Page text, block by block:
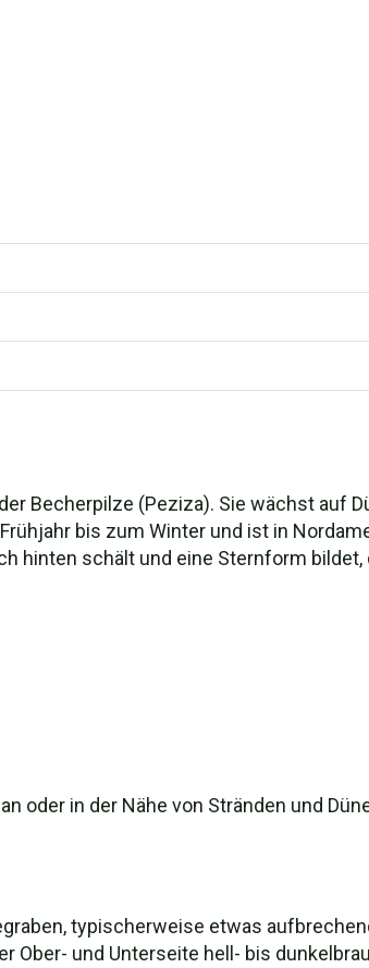
Becherpilze (Peziza). Sie wächst auf
bis zum Winter und ist in
hinten schält und eine Sternform
oder in der Nähe von Stränden und
typischerweise etwas
Ober- und Unterseite hell- bis